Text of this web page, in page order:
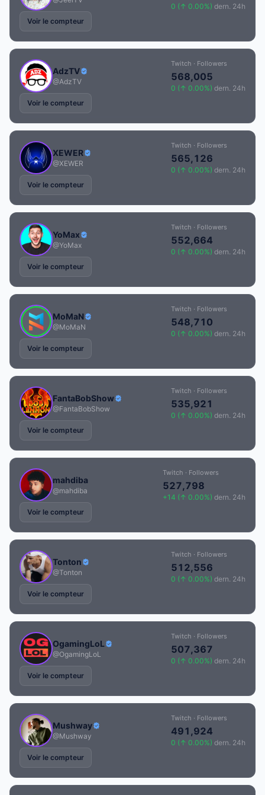
0 (↑ 0.00%) dern. 24h
Voir le compteur
AdzTV
@AdzTV
Twitch · Followers
568,005
0 (↑ 0.00%) dern. 24h
Voir le compteur
XEWER
@XEWER
Twitch · Followers
565,126
0 (↑ 0.00%) dern. 24h
Voir le compteur
YoMax
@YoMax
Twitch · Followers
552,664
0 (↑ 0.00%) dern. 24h
Voir le compteur
MoMaN
@MoMaN
Twitch · Followers
548,710
0 (↑ 0.00%) dern. 24h
Voir le compteur
FantaBobShow
@FantaBobShow
Twitch · Followers
535,921
0 (↑ 0.00%) dern. 24h
Voir le compteur
mahdiba
@mahdiba
Twitch · Followers
527,798
+14 (↑ 0.00%) dern. 24h
Voir le compteur
Tonton
@Tonton
Twitch · Followers
512,556
0 (↑ 0.00%) dern. 24h
Voir le compteur
OgamingLoL
@OgamingLoL
Twitch · Followers
507,367
0 (↑ 0.00%) dern. 24h
Voir le compteur
Mushway
@Mushway
Twitch · Followers
491,924
0 (↑ 0.00%) dern. 24h
Voir le compteur